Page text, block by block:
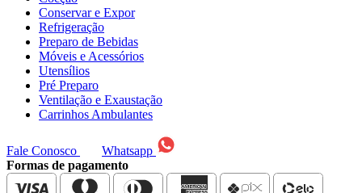
Conservar e Expor
Refrigeração
Preparo de Bebidas
Móveis e Acessórios
Utensílios
Pré Preparo
Ventilação e Exaustação
Carrinhos Ambulantes
Fale Conosco
Whatsapp
Formas de pagamento